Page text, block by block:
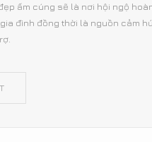
ấm cúng sẽ là nơi hội ngộ
đình đồng thời là nguồn cảm